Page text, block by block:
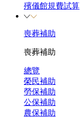
殯儀館規費試算
喪葬補助
喪葬補助
總覽
榮民補助
勞保補助
公保補助
農保補助